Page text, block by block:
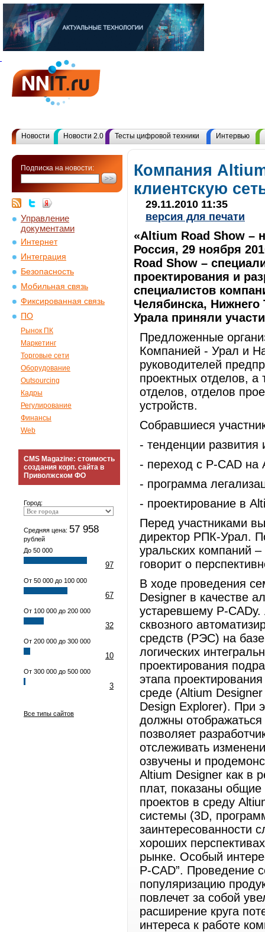
Новости Новости 2.0 Тесты цифровой техники Интервью
Подписка на новости:
Управление
документами
Интернет
Интеграция
Безопасность
Мобильная связь
Фиксированная связь
ПО
Рынок ПК
Маркетинг
Торговые сети
Оборудование
Outsourcing
Кадры
Регулирование
Финансы
Web
CMS Magazine: стоимость
создания корп. сайта в
Приволжском ФО
Город:
Средняя цена: 57 958
рублей
До 50 000
97
От 50 000 до 100 000
67
От 100 000 до 200 000
32
От 200 000 до 300 000
10
От 300 000 до 500 000
3
Все типы сайтов
Компания
клиентскую
29.11.2010 11:35
версия для печати
«Altium Road Show –
Россия, 29 ноября
Road Show –
проектирования и
специалистов
Челябинска, Нижнего
Урала приняли
Предложенные
Компанией - Урал и
руководителей
проектных отделов, а
отделов, отделов
устройств.
Собравшиеся
- тенденции
- переход с P-CAD на
- программа
- проектирование в
Перед участниками
директор РПК-Урал.
уральских компаний –
говорит о
В ходе проведения
Designer в качестве
устаревшему P-CADу.
сквозного
средств (РЭС) на
логических
проектирования
этапа
среде (Altium
Design Explorer). При
должны отображаться
позволяет
отслеживать
озвучены и
Altium Designer как в
плат, показаны
проектов в среду
системы (3D,
заинтересованности
хороших
рынке. Особый
P-CAD”. Проведение
популяризацию
повлечет за собой
расширение круга
интереса к работе